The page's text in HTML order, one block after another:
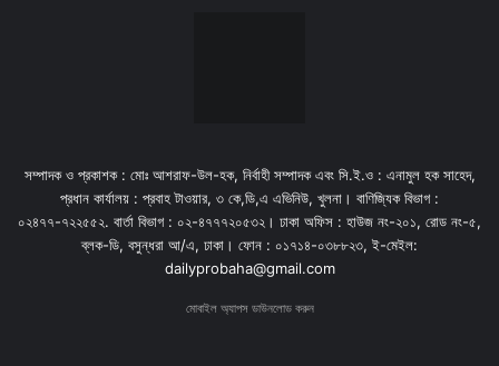
সম্পাদক ও প্রকাশক : মোঃ আশরাফ-উল-হক, নির্বাহী সম্পাদক এবং সি.ই.ও : এনামুল হক সাহেদ,
প্রধান কার্যালয় : প্রবাহ টাওয়ার, ৩ কে,ডি,এ এভিনিউ, খুলনা। বাণিজ্যিক বিভাগ :
০২৪৭৭-৭২২৫৫২. বার্তা বিভাগ : ০২-৪৭৭৭২০৫৩২। ঢাকা অফিস : হাউজ নং-২০১, রোড নং-৫,
ব্লক-ডি, বসুন্ধরা আ/এ, ঢাকা। ফোন : ০১৭১৪-০৩৮৮২৩, ই-মেইল:
dailyprobaha@gmail.com
মোবাইল অ্যাপস ডাউনলোড করুন